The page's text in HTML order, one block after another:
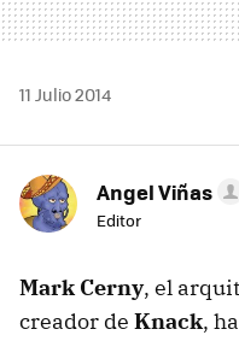
11 Julio 2014
Angel Viñas
Editor
Mark Cerny, el
creador de Knack,